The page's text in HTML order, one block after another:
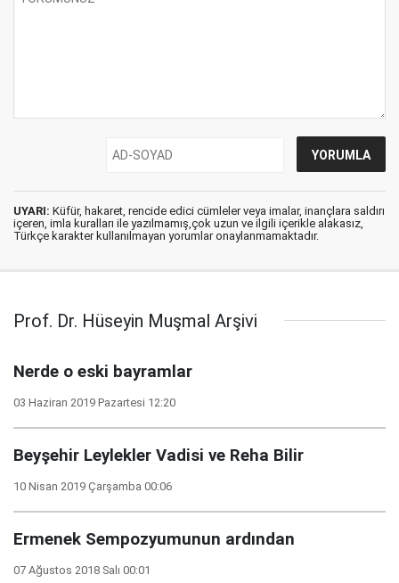
UYARI: Küfür, hakaret, rencide edici cümleler veya imalar, inançlara saldırı
içeren, imla kuralları ile yazılmamış,çok uzun ve ilgili içerikle alakasız,
Türkçe karakter kullanılmayan yorumlar onaylanmamaktadır.
Prof. Dr. Hüseyin Muşmal Arşivi
Nerde o eski bayramlar
03 Haziran 2019 Pazartesi 12:20
Beyşehir Leylekler Vadisi ve Reha Bilir
10 Nisan 2019 Çarşamba 00:06
Ermenek Sempozyumunun ardından
07 Ağustos 2018 Salı 00:01